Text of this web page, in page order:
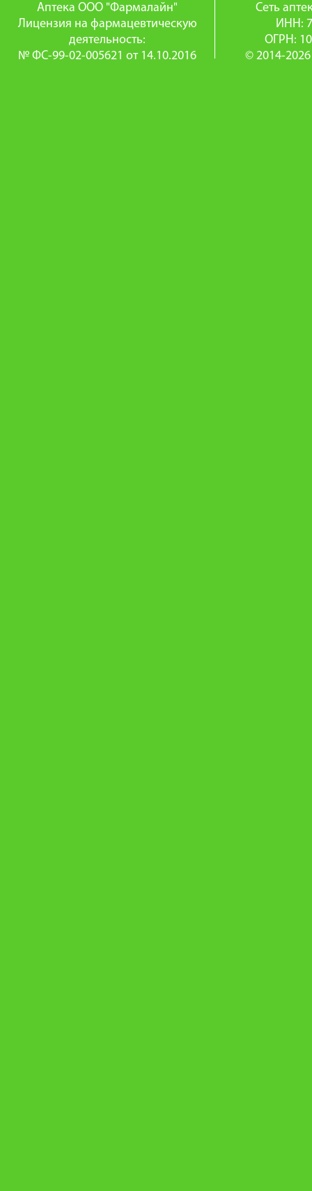
Аптека ООО "Фармалайн"
Лицензия на фармацевтическую
деятельность:
№ ФС-99-02-005621 от 14.10.2016
Сеть
ИНН:
ОГРН:
© 2014-